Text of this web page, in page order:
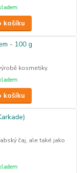
košíku
kosmetiky.
košíku
čaj, ale také jako